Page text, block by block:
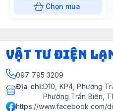
Chọn mua
VẬT TƯ ĐIỆN
097 795 3209
Địa chỉ:D10, KP4, Phường
Phường Trấn Biên,
https://www.facebook.com/